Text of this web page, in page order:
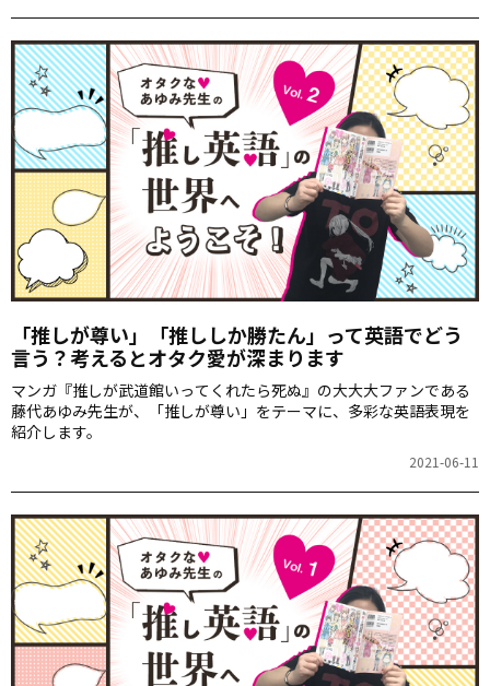
「推しが尊い」「推ししか勝たん」って英語でどう
言う？考えるとオタク愛が深まります
マンガ『推しが武道館いってくれたら死ぬ』の大大大ファンである
藤代あゆみ先生が、「推しが尊い」をテーマに、多彩な英語表現を
紹介します。
2021-06-11